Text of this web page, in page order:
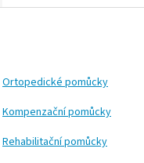
Ortopedické pomůcky
Kompenzační pomůcky
Rehabilitační pomůcky